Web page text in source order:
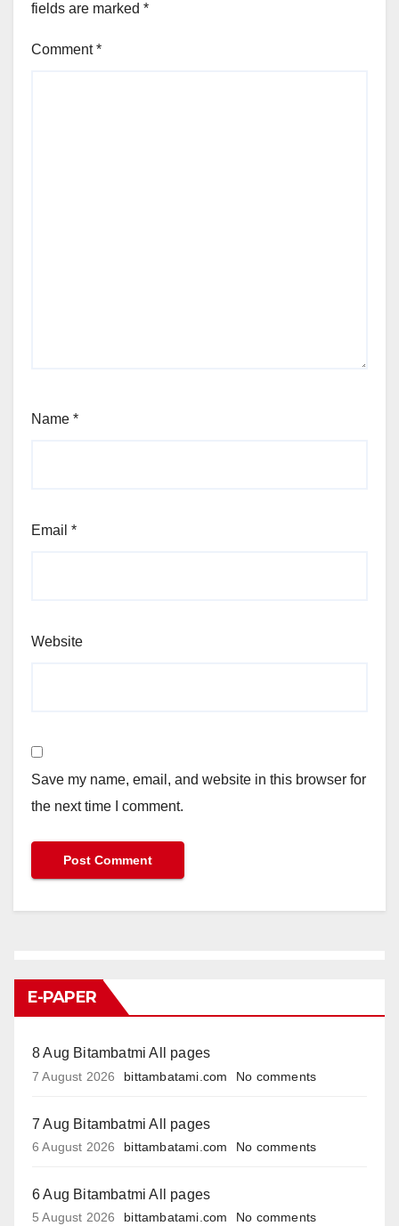
fields are marked *
Comment*
Name *
Email *
Website
Save my name, email, and website in this browser for
the next time I comment.
E-PAPER
8 Aug Bitambatmi All pages
7 August 2026 bittambatami.com No comments
7 Aug Bitambatmi All pages
6 August 2026 bittambatami.com No comments
6 Aug Bitambatmi All pages
5 August 2026 bittambatami.com No comments